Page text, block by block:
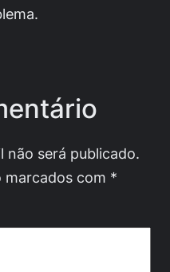
não será publicado.
marcados com *